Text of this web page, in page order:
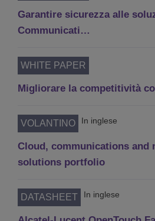
Garantire sicurezza alle
Communicati…
WHITE PAPER
Migliorare la competitività
VOLANTINO In inglese
Cloud, communications and
solutions portfolio
DATASHEET In inglese